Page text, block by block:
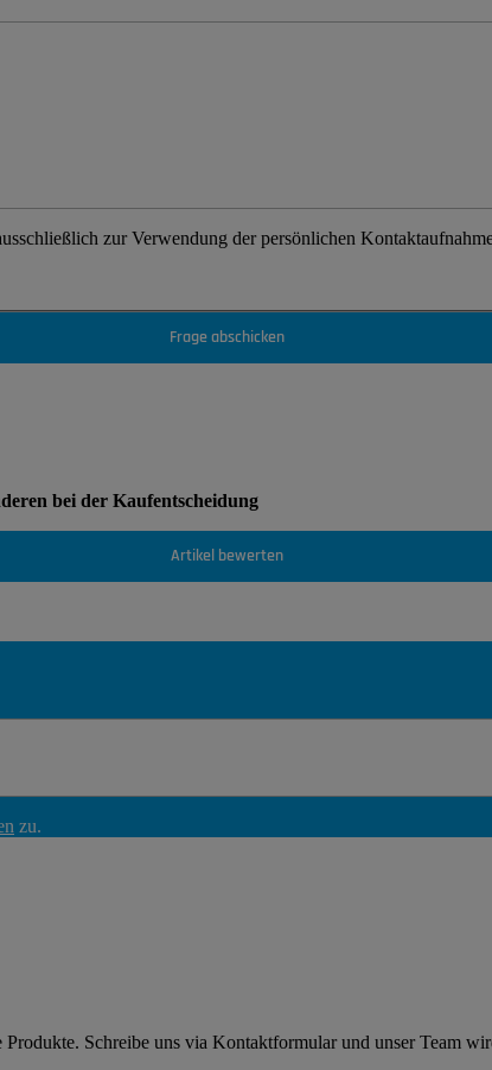
zur Verwendung der persönlichen
Frage abschicken
bei der Kaufentscheidung
Artikel bewerten
zu.
Schreibe uns via Kontaktformular und unser Team